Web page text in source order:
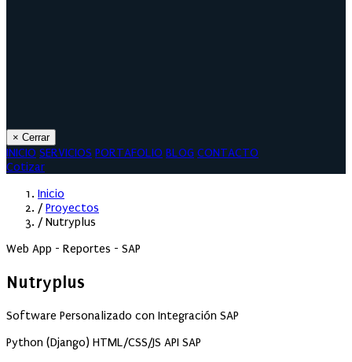
× Cerrar
INICIO SERVICIOS PORTAFOLIO BLOG CONTACTO
Cotizar
Inicio
/ Proyectos
/ Nutryplus
Web App - Reportes - SAP
Nutryplus
Software Personalizado con Integración SAP
Python (Django) HTML/CSS/JS API SAP